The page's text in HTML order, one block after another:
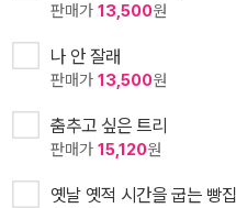
판매가 13,500원
나 안 잘래
판매가 13,500원
춤추고 싶은 트리
판매가 15,120원
옛날 옛적 시간을 굽는 빵집